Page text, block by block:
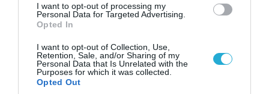
I want to opt-out of processing my
Personal Data for Targeted Advertising.
Opted In
I want to opt-out of Collection, Use,
Retention, Sale, and/or Sharing of my
Personal Data that Is Unrelated with the
Purposes for which it was collected.
Opted Out
06.08.2026 | 14:02